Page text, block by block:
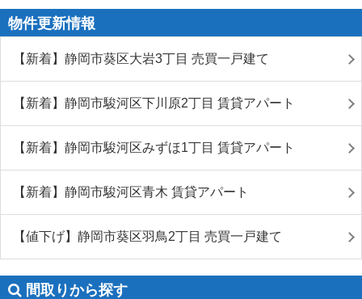
物件更新情報
【新着】静岡市葵区大岩3丁目 売買一戸建て
【新着】静岡市駿河区下川原2丁目 賃貸アパート
【新着】静岡市駿河区みずほ1丁目 賃貸アパート
【新着】静岡市駿河区青木 賃貸アパート
【値下げ】静岡市葵区羽鳥2丁目 売買一戸建て
間取りから探す